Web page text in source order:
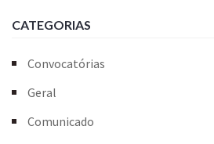
CATEGORIAS
Convocatórias
Geral
Comunicado